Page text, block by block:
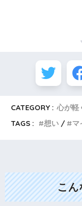
CATEGORY : 心が軽
TAGS :
想い マ
こん